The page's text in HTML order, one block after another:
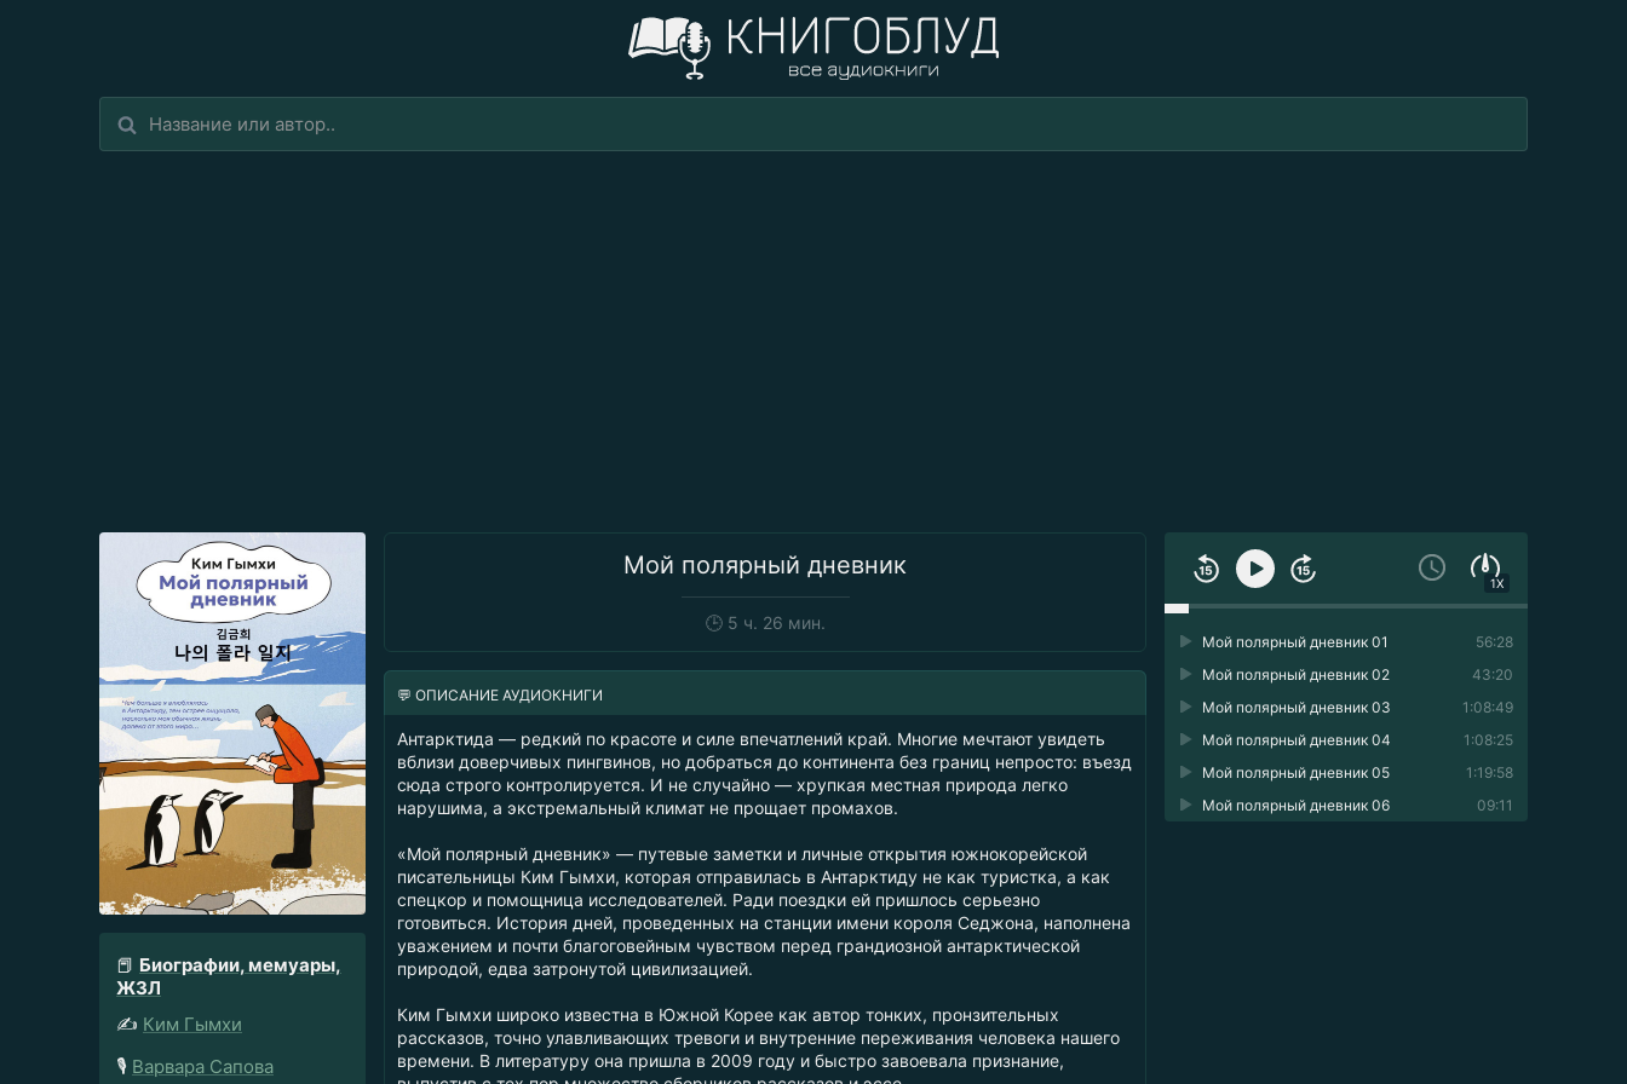
Мой полярный дневник
🕒5 ч. 26 мин.
📕 Биографии, мемуары,
ЖЗЛ
✍️ Ким Гымхи
🎙️ Варвара Сапова
1X
56:28
Мой полярный дневник 01
43:20
Мой полярный дневник 02
1:08:49
Мой полярный дневник 03
1:08:25
Мой полярный дневник 04
1:19:58
Мой полярный дневник 05
09:11
Мой полярный дневник 06
💬 ОПИСАНИЕ АУДИОКНИГИ
Антарктида — редкий по красоте и силе впечатлений край. Многие мечтают увидеть
вблизи доверчивых пингвинов, но добраться до континента без границ непросто: въезд
сюда строго контролируется. И не случайно — хрупкая местная природа легко
нарушима, а экстремальный климат не прощает промахов.
«Мой полярный дневник» — путевые заметки и личные открытия южнокорейской
писательницы Ким Гымхи, которая отправилась в Антарктиду не как туристка, а как
спецкор и помощница исследователей. Ради поездки ей пришлось серьезно
готовиться. История дней, проведенных на станции имени короля Седжона, наполнена
уважением и почти благоговейным чувством перед грандиозной антарктической
природой, едва затронутой цивилизацией.
Ким Гымхи широко известна в Южной Корее как автор тонких, пронзительных
рассказов, точно улавливающих тревоги и внутренние переживания человека нашего
времени. В литературу она пришла в 2009 году и быстро завоевала признание,